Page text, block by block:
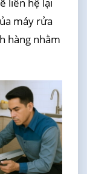
máy rửa
hàng nhằm